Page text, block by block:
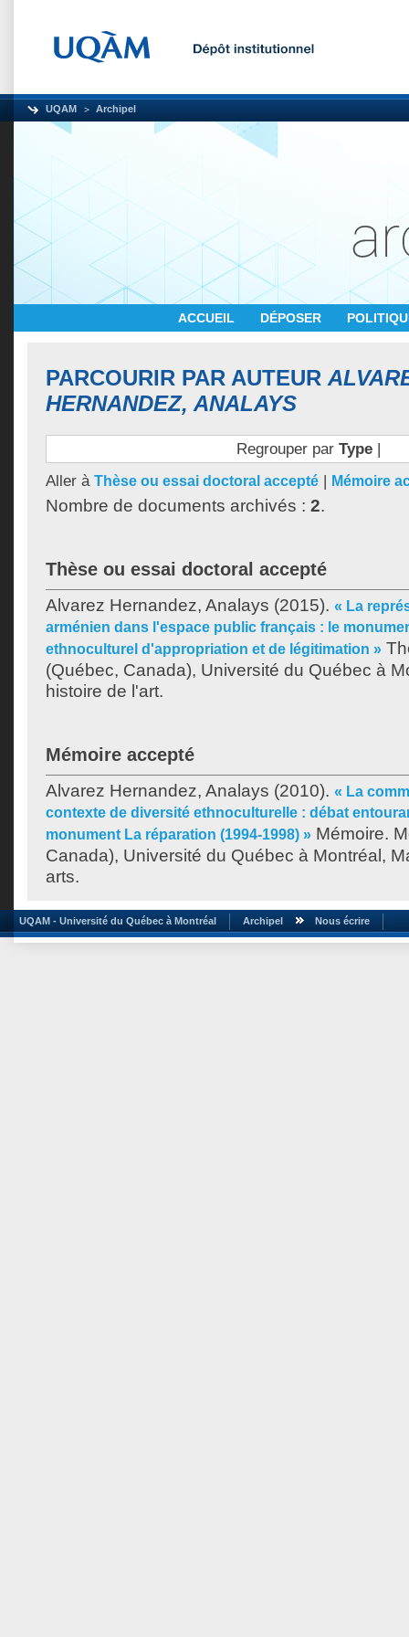
UQAM Archipel
ACCUEIL DÉPOSER
PARCOURIR PAR AUTEUR
HERNANDEZ, ANALAYS
Regrouper par Type|
Aller à Thèse ou essai doctoral accepté | Mémoire
Nombre de documents archivés : 2.
Thèse ou essai doctoral accepté
Alvarez Hernandez, Analays (2015). « La
arménien dans l'espace public français : le
ethnoculturel d'appropriation et de légitimation »
(Québec, Canada), Université du Québec à
histoire de l'art.
Mémoire accepté
Alvarez Hernandez, Analays (2010). « La
contexte de diversité ethnoculturelle : débat
monument La réparation (1994-1998) » Mémoire.
Canada), Université du Québec à Montréal,
arts.
UQAM - Université du Québec à Montréal Archipel Nous écrire